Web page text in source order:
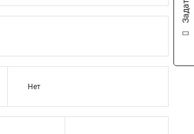
Нет